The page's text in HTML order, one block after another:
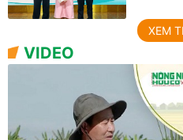
XEM
VIDEO